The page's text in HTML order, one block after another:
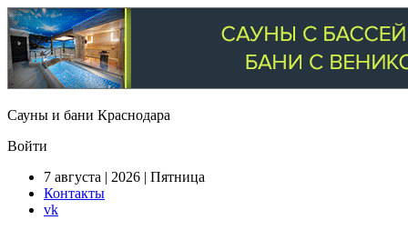
Сауны и бани Краснодара
Войти
7 августа | 2026 | Пятница
Контакты
vk